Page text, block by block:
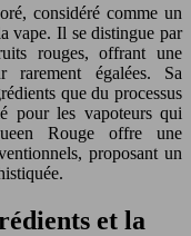
considéré comme un
vape. Il se distingue par
rouges, offrant une
rarement égalées. Sa
que du processus
pour les vapoteurs qui
Rouge offre une
proposant un
et la